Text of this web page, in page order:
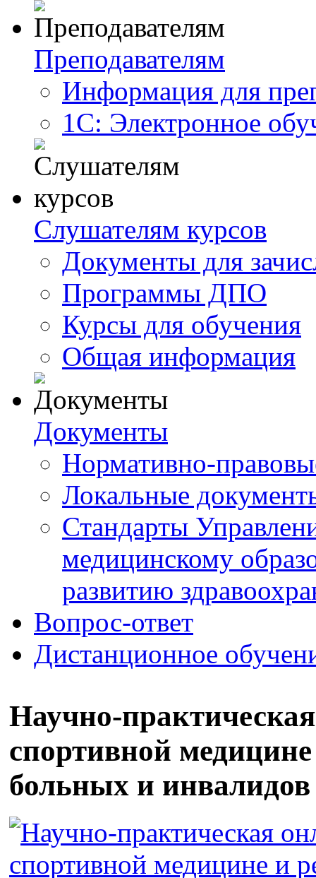
Преподавателям
Информация для
1С: Электронное
Слушателям курсов
Документы для
Программы ДПО
Курсы для обучения
Общая информация
Документы
Нормативно-
Локальные
Стандарты
медицинскому
развитию
Вопрос-ответ
Дистанционное
Научно-
спортивной
больных и инвалидов